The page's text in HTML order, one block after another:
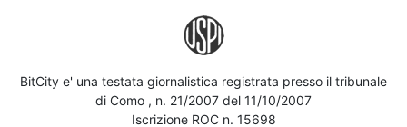
BitCity e' una testata giornalistica registrata presso il tribunale
di Como , n. 21/2007 del 11/10/2007
Iscrizione ROC n. 15698